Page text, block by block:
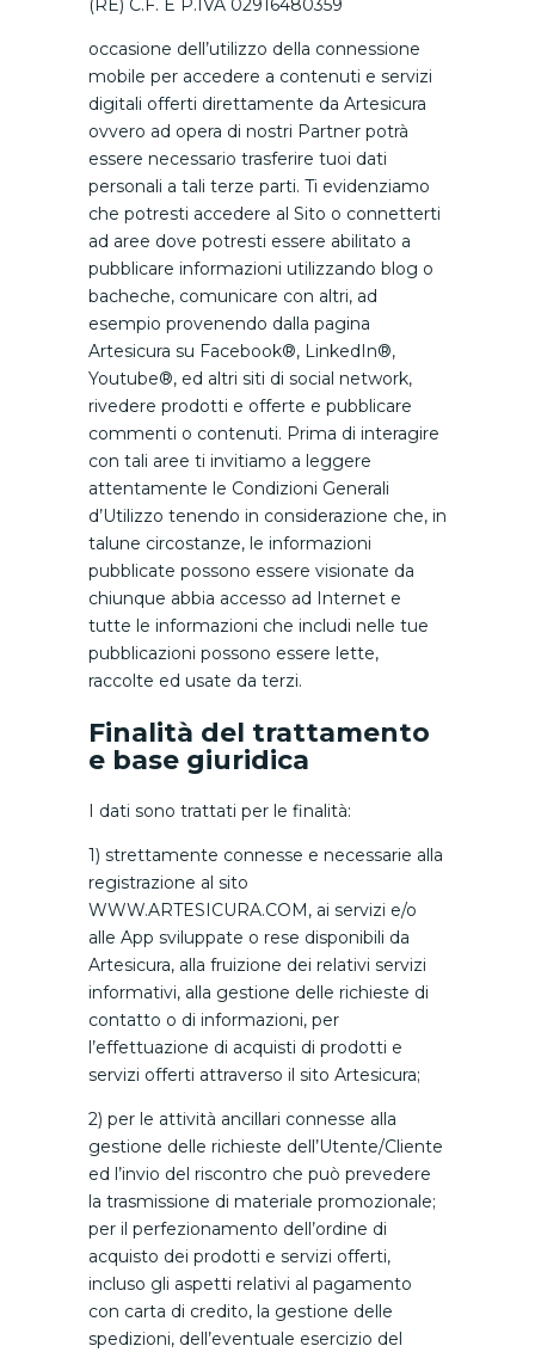
(RE) C.F. E P.IVA 02916480359
occasione dell’utilizzo della connessione
mobile per accedere a contenuti e servizi
digitali offerti direttamente da Artesicura
ovvero ad opera di nostri Partner potrà
essere necessario trasferire tuoi dati
personali a tali terze parti. Ti evidenziamo
che potresti accedere al Sito o connetterti
ad aree dove potresti essere abilitato a
pubblicare informazioni utilizzando blog o
bacheche, comunicare con altri, ad
esempio provenendo dalla pagina
Artesicura su Facebook®, LinkedIn®,
Youtube®, ed altri siti di social network,
rivedere prodotti e offerte e pubblicare
commenti o contenuti. Prima di interagire
con tali aree ti invitiamo a leggere
attentamente le Condizioni Generali
d’Utilizzo tenendo in considerazione che, in
talune circostanze, le informazioni
pubblicate possono essere visionate da
chiunque abbia accesso ad Internet e
tutte le informazioni che includi nelle tue
pubblicazioni possono essere lette,
raccolte ed usate da terzi.
Finalità del trattamento
e base giuridica
I dati sono trattati per le finalità:
1) strettamente connesse e necessarie alla
registrazione al sito
WWW.ARTESICURA.COM, ai servizi e/o
alle App sviluppate o rese disponibili da
Artesicura, alla fruizione dei relativi servizi
informativi, alla gestione delle richieste di
contatto o di informazioni, per
l’effettuazione di acquisti di prodotti e
servizi offerti attraverso il sito Artesicura;
2) per le attività ancillari connesse alla
gestione delle richieste dell’Utente/Cliente
ed l’invio del riscontro che può prevedere
la trasmissione di materiale promozionale;
per il perfezionamento dell’ordine di
acquisto dei prodotti e servizi offerti,
incluso gli aspetti relativi al pagamento
con carta di credito, la gestione delle
spedizioni, dell’eventuale esercizio del